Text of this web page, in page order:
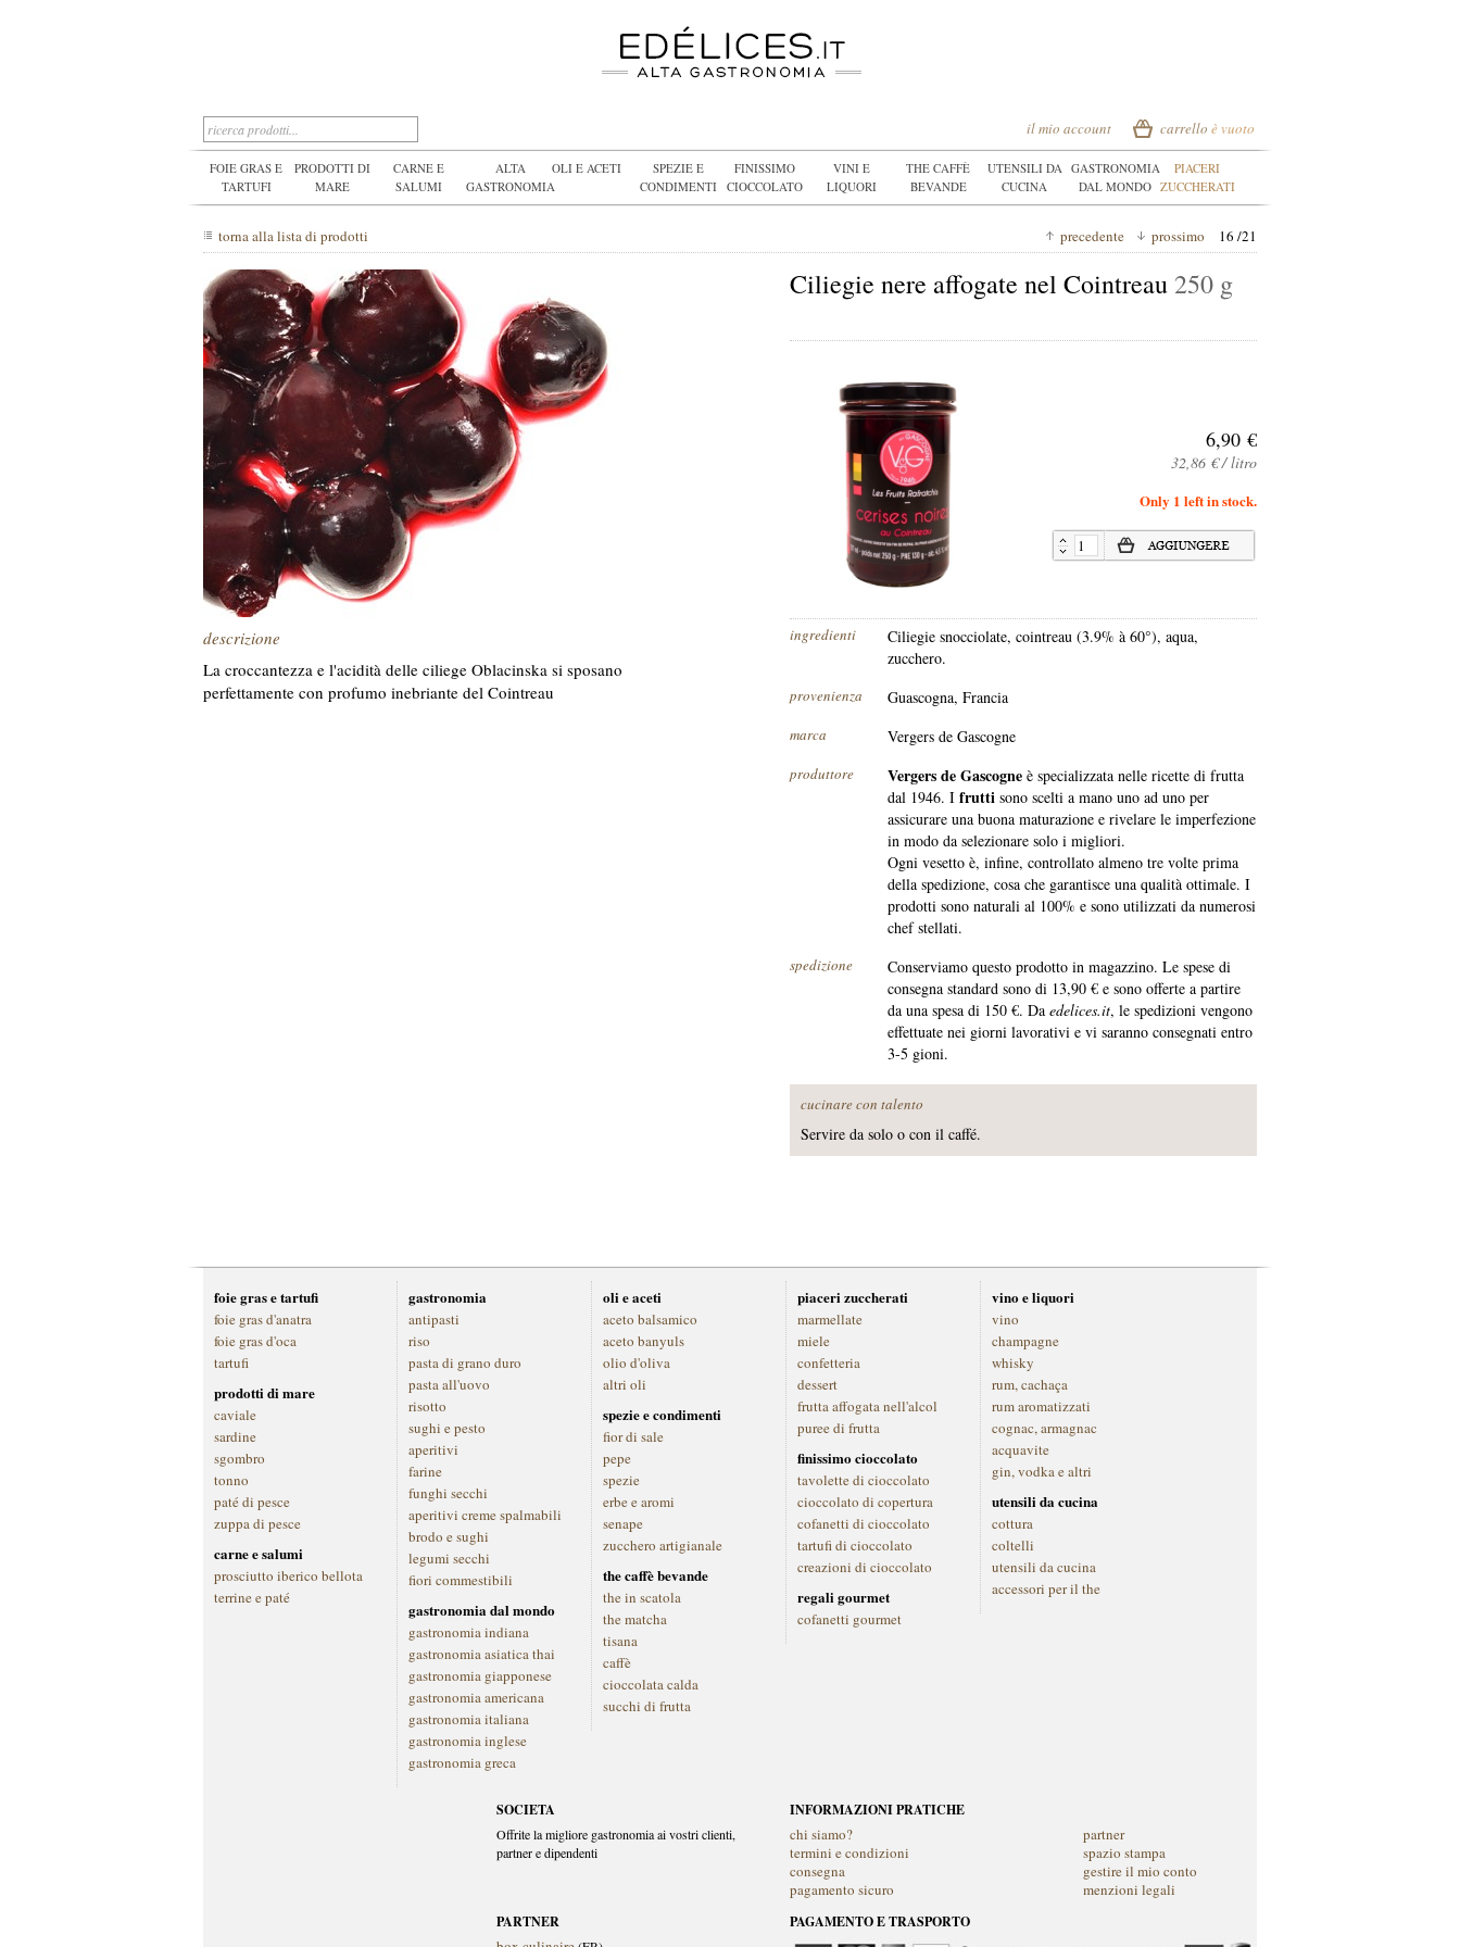
carrello è vuoto
il mio account
FOIE GRAS E
TARTUFI
PRODOTTI DI
MARE
CARNE E
SALUMI
ALTA
GASTRONOMIA
OLI E ACETI
SPEZIE E
CONDIMENTI
FINISSIMO
CIOCCOLATO
VINI E
LIQUORI
THE CAFFÈ
BEVANDE
UTENSILI DA
CUCINA
GASTRONOMIA
DAL MONDO
PIACERI
ZUCCHERATI
torna alla lista di prodotti precedente prossimo 16 /21
Ciliegie nere affogate nel Cointreau 250 g
6,90 €
32,86 € / litro
Only 1 left in stock.
descrizione
La croccantezza e l'acidità delle ciliege Oblacinska si sposano
perfettamente con profumo inebriante del Cointreau
ingredienti
Ciliegie snocciolate, cointreau (3.9% à 60°), aqua,
zucchero.
provenienza Guascogna, Francia
marca Vergers de Gascogne
produttore Vergers de Gascogne è specializzata nelle ricette di frutta
dal 1946. I frutti sono scelti a mano uno ad uno per
assicurare una buona maturazione e rivelare le imperfezione
in modo da selezionare solo i migliori.
Ogni vesetto è, infine, controllato almeno tre volte prima
della spedizione, cosa che garantisce una qualità ottimale. I
prodotti sono naturali al 100% e sono utilizzati da numerosi
chef stellati.
spedizione
Conserviamo questo prodotto in magazzino. Le spese di
consegna standard sono di 13,90 € e sono offerte a partire
da una spesa di 150 €. Da edelices.it, le spedizioni vengono
effettuate nei giorni lavorativi e vi saranno consegnati entro
3-5 gioni.
cucinare con talento
Servire da solo o con il caffé.
foie gras e tartufi
foie gras d'anatra
foie gras d'oca
tartufi
prodotti di mare
caviale
sardine
sgombro
tonno
paté di pesce
zuppa di pesce
carne e salumi
prosciutto iberico bellota
terrine e paté
gastronomia
antipasti
riso
pasta di grano duro
pasta all'uovo
risotto
sughi e pesto
aperitivi
farine
funghi secchi
aperitivi creme spalmabili
brodo e sughi
legumi secchi
fiori commestibili
gastronomia dal mondo
gastronomia indiana
gastronomia asiatica thai
gastronomia giapponese
gastronomia americana
gastronomia italiana
gastronomia inglese
gastronomia greca
oli e aceti
aceto balsamico
aceto banyuls
olio d'oliva
altri oli
spezie e condimenti
fior di sale
pepe
spezie
erbe e aromi
senape
zucchero artigianale
the caffè bevande
the in scatola
the matcha
tisana
caffè
cioccolata calda
succhi di frutta
piaceri zuccherati
marmellate
miele
confetteria
dessert
frutta affogata nell'alcol
puree di frutta
finissimo cioccolato
tavolette di cioccolato
cioccolato di copertura
cofanetti di cioccolato
tartufi di cioccolato
creazioni di cioccolato
regali gourmet
cofanetti gourmet
vino e liquori
vino
champagne
whisky
rum, cachaça
rum aromatizzati
cognac, armagnac
acquavite
gin, vodka e altri
utensili da cucina
cottura
coltelli
utensili da cucina
accessori per il the
SOCIETA
Offrite la migliore gastronomia ai vostri clienti,
partner e dipendenti
INFORMAZIONI PRATICHE
chi siamo?
termini e condizioni
consegna
pagamento sicuro
partner
spazio stampa
gestire il mio conto
menzioni legali
PARTNER PAGAMENTO E TRASPORTO